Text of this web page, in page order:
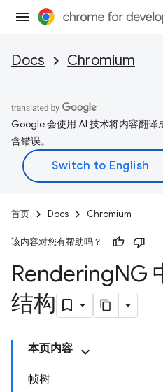
Docs Chromium
Google 会使用 AI 技术将内容翻
含错误。
首页 Docs Chromium
该内容对您有帮助吗？
RenderingNG
结构
本页内容
帧树